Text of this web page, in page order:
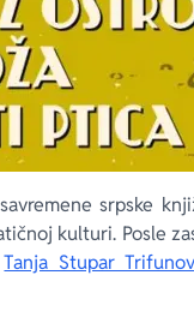
srpske
kulturi. Posle
Tanja Stupar